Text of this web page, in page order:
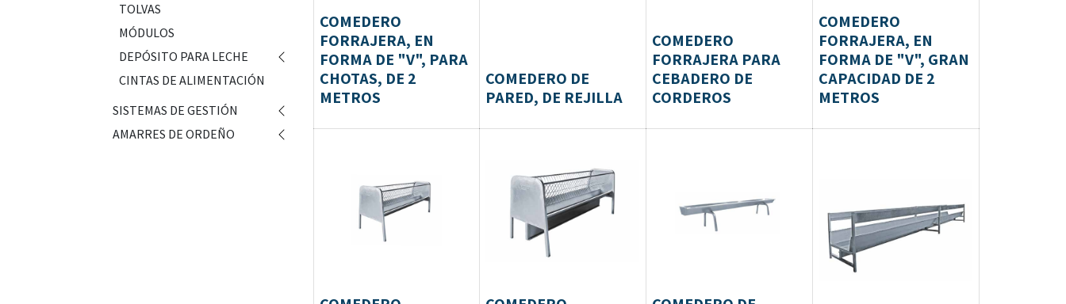
TOLVAS
MÓDULOS
DEPÓSITO PARA LECHE
CINTAS DE ALIMENTACIÓN
SISTEMAS DE GESTIÓN
AMARRES DE ORDEÑO
COMEDERO
FORRAJERA, EN
FORMA DE "V", PARA
CHOTAS, DE 2
METROS
COMEDERO DE
PARED, DE REJILLA
COMEDERO
FORRAJERA PARA
CEBADERO DE
CORDEROS
COMEDERO
FORRAJERA, EN
FORMA DE "V", GRAN
CAPACIDAD DE 2
METROS